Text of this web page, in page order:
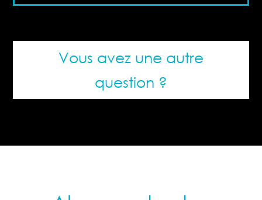
Vous avez une autre
question ?